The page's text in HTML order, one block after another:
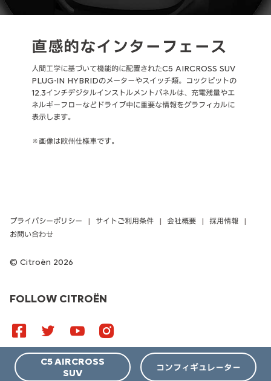
直感的なインターフェース
人間工学に基づいて機能的に配置されたC5 AIRCROSS SUV
PLUG-IN HYBRIDのメーターやスイッチ類。コックピットの
12.3インチデジタルインストルメントパネルは、充電残量やエ
ネルギーフローなどドライブ中に重要な情報をグラフィカルに
表示します。
※画像は欧州仕様車です。
C5 AIRCROSS
SUV
コンフィギュレーター
FOLLOW CITROËN
Citroën 2026
プライバシーポリシー サイトご利用条件 会社概要
採用情報
お問い合わせ